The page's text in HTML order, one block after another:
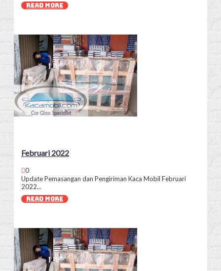
READ MORE
Februari 2022
0
Update Pemasangan dan Pengiriman Kaca Mobil Februari
2022...
READ MORE